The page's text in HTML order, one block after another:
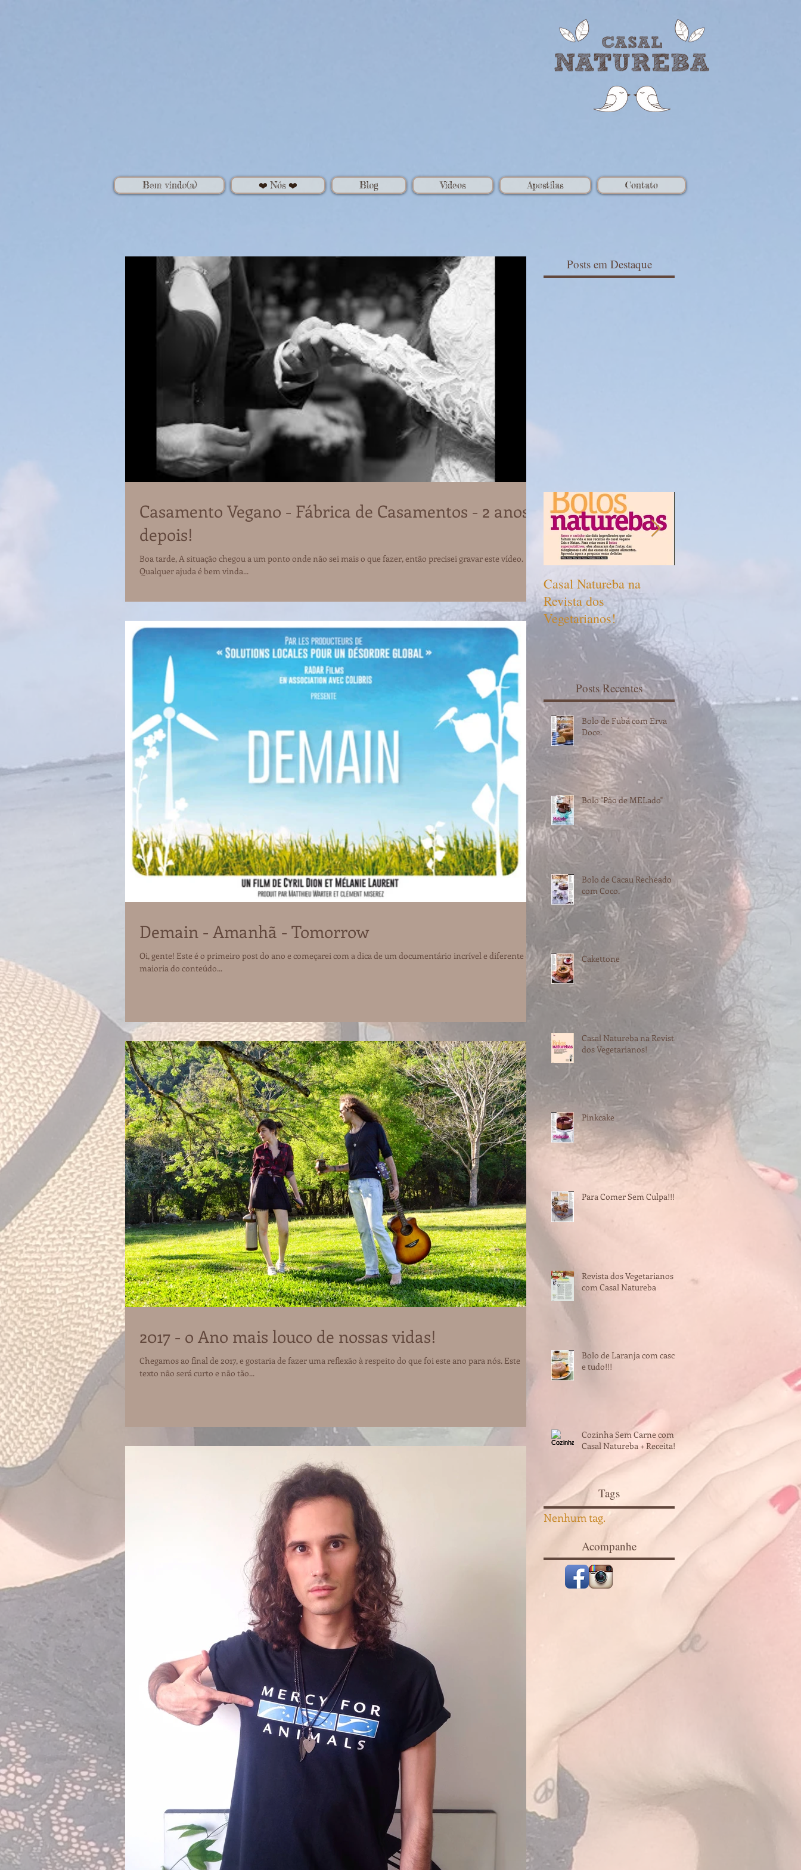
Casamento Vegano - Fábrica de Casamentos - 2 anos
depois!
Boa tarde, A situação chegou a um ponto onde não sei mais o que fazer, então precisei gravar este vídeo.
Qualquer ajuda é bem vinda...
Demain - Amanhã - Tomorrow
Oi, gente! Este é o primeiro post do ano e começarei com a dica de um documentário incrível e diferente da
maioria do conteúdo...
2017 - o Ano mais louco de nossas vidas!
Chegamos ao final de 2017, e gostaria de fazer uma reflexão à respeito do que foi este ano para nós. Este
texto não será curto e não tão...
Posts em Destaque
Casal Natureba na
Revista dos
Vegetarianos!
Posts Recentes
Bolo de Fubá com Erva
Doce.
Bolo "Pão de MELado"
Bolo de Cacau Recheado
com Coco.
Cakettone
Casal Natureba na Revista
dos Vegetarianos!
Pinkcake
Para Comer Sem Culpa!!!
Revista dos Vegetarianos
com Casal Natureba
Bolo de Laranja com casca
e tudo!!!
Cozinha Sem Carne com
Casal Natureba + Receita!
Tags
Nenhum tag.
Acompanhe
Bem vindo(a) ❤️ Nós ❤️ Blog Vídeos Apostilas Contato